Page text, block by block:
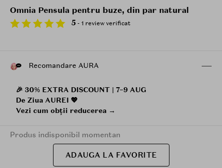
Omnia Pensula pentru buze, din par natural
5 - 1 review verificat
Recomandare AURA
🎉 30% EXTRA DISCOUNT | 7–9 AUG
De Ziua AUREI 💖
Vezi cum obții reducerea →
Produs indisponibil momentan
ADAUGA LA FAVORITE